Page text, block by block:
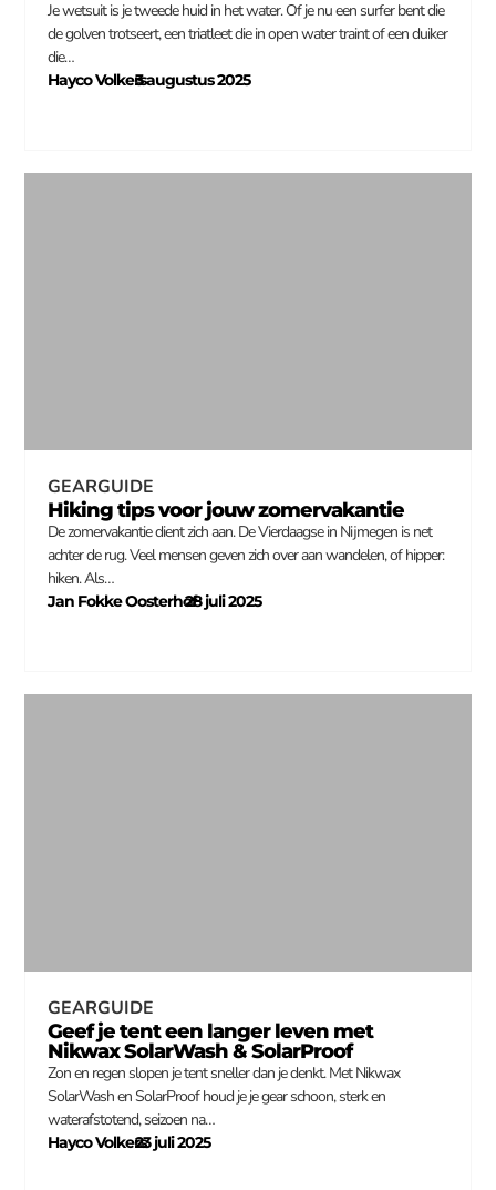
Je wetsuit is je tweede huid in het water. Of je nu een surfer bent die
de golven trotseert, een triatleet die in open water traint of een duiker
die…
Hayco Volkers
–
3 augustus 2025
GEARGUIDE
Hiking tips voor jouw zomervakantie
De zomervakantie dient zich aan. De Vierdaagse in Nijmegen is net
achter de rug. Veel mensen geven zich over aan wandelen, of hipper:
hiken. Als…
Jan Fokke Oosterhof
–
28 juli 2025
GEARGUIDE
Geef je tent een langer leven met
Nikwax SolarWash & SolarProof
Zon en regen slopen je tent sneller dan je denkt. Met Nikwax
SolarWash en SolarProof houd je je gear schoon, sterk en
waterafstotend, seizoen na…
Hayco Volkers
–
23 juli 2025